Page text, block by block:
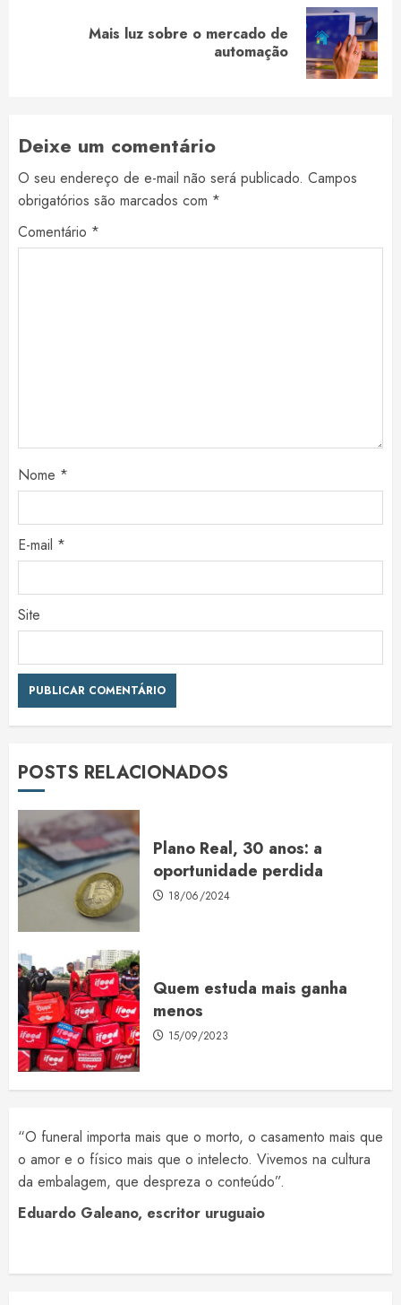
Mais luz sobre o mercado de
automação
Deixe um comentário
O seu endereço de e-mail não será publicado. Campos
obrigatórios são marcados com *
Comentário *
Nome *
E-mail *
Site
POSTS RELACIONADOS
Plano Real, 30 anos: a
oportunidade perdida
18/06/2024
Quem estuda mais ganha
menos
15/09/2023
“O funeral importa mais que o morto, o casamento mais que
o amor e o físico mais que o intelecto. Vivemos na cultura
da embalagem, que despreza o conteúdo”.
Eduardo Galeano, escritor uruguaio